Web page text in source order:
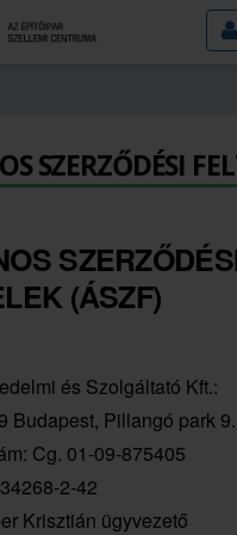
SZERZŐDÉSI
(ÁSZF)
és Szolgáltató Kft.:
Budapest, Pillangó park 9.
Cg. 01-09-875405
2-42
Krisztián ügyvezető